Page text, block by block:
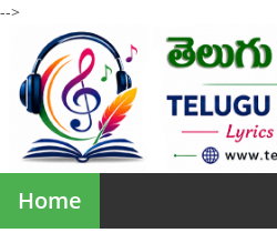
-->
Home